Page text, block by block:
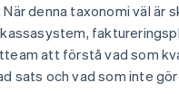
denna taxonomi väl är
att förstå vad som
sats och vad som inte